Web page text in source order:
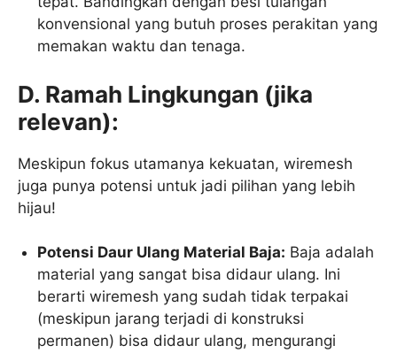
konvensional yang butuh proses perakitan yang
memakan waktu dan tenaga.
D. Ramah Lingkungan (jika
relevan):
Meskipun fokus utamanya kekuatan, wiremesh
juga punya potensi untuk jadi pilihan yang lebih
hijau!
Potensi Daur Ulang Material Baja: Baja adalah
material yang sangat bisa didaur ulang. Ini
berarti wiremesh yang sudah tidak terpakai
(meskipun jarang terjadi di konstruksi
permanen) bisa didaur ulang, mengurangi